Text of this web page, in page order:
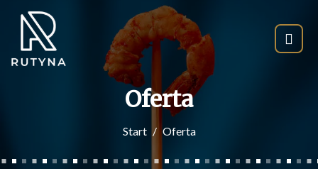
Oferta
Start Oferta